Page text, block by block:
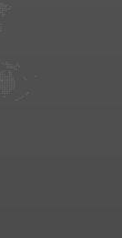
по обобщению